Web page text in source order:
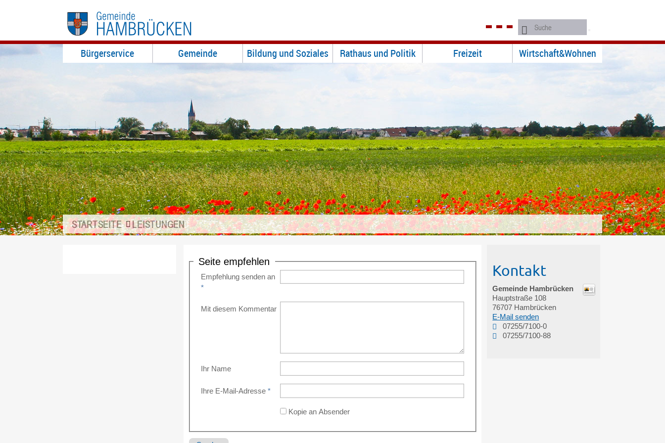
Bürgerservice Gemeinde Bildung und Soziales Rathaus und Politik Freizeit Wirtschaft&Wohnen
STARTSEITE LEISTUNGEN
Seite empfehlen
Empfehlung senden an
*
Mit diesem Kommentar
Ihr Name
Ihre E-Mail-Adresse *
Kopie an Absender
Kontakt
Gemeinde Hambrücken
Hauptstraße 108
76707 Hambrücken
E-Mail senden
07255/7100-0
07255/7100-88